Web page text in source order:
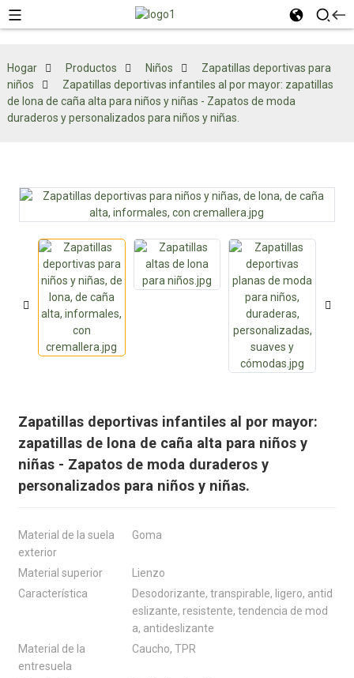
Hogar Productos Niños
Zapatillas deportivas para
niños
Zapatillas deportivas infantiles al por mayor: zapatillas
de lona de caña alta para niños y niñas - Zapatos de moda
duraderos y personalizados para niños y niñas.
Zapatillas deportivas infantiles al por mayor:
zapatillas de lona de caña alta para niños y
niñas - Zapatos de moda duraderos y
personalizados para niños y niñas.
Material de la suela
exterior
Goma
Material superior
Lienzo
Característica
Desodorizante, transpirable, ligero, antid
eslizante, resistente, tendencia de mod
a, antideslizante
Material de la
entresuela
Caucho, TPR